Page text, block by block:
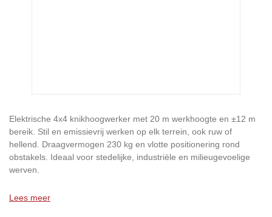
Elektrische 4x4 knikhoogwerker met 20 m werkhoogte en ±12 m
bereik. Stil en emissievrij werken op elk terrein, ook ruw of
hellend. Draagvermogen 230 kg en vlotte positionering rond
obstakels. Ideaal voor stedelijke, industriële en milieugevoelige
werven.
Lees meer